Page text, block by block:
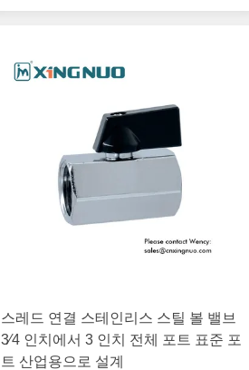
스레드 연결 스테인리스 스틸 볼 밸브
3⁄4 인치에서 3 인치 전체 포트 표준 포
트 산업용으로 설계